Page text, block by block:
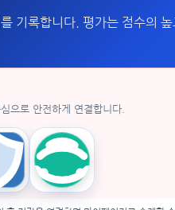
기록합니다. 평가는 점수의
으로 안전하게 연결합니다.
Trust Wallet imToken